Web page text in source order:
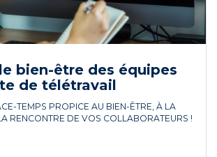
bien-être des équipes
de télétravail
TEMPS PROPICE AU BIEN-ÊTRE, À LA
RENCONTRE DE VOS COLLABORATEURS !